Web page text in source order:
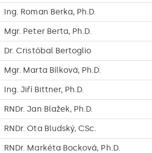
Ing. Roman Berka, Ph.D.
Mgr. Peter Berta, Ph.D.
Dr. Cristóbal Bertoglio
Mgr. Marta Bílková, Ph.D.
Ing. Jiří Bittner, Ph.D.
RNDr. Jan Blažek, Ph.D.
RNDr. Ota Bludský, CSc.
RNDr. Markéta Bocková, Ph.D.